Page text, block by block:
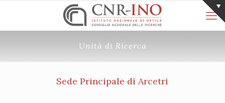
Unità di Ricerca
Sede Principale di Arcetri